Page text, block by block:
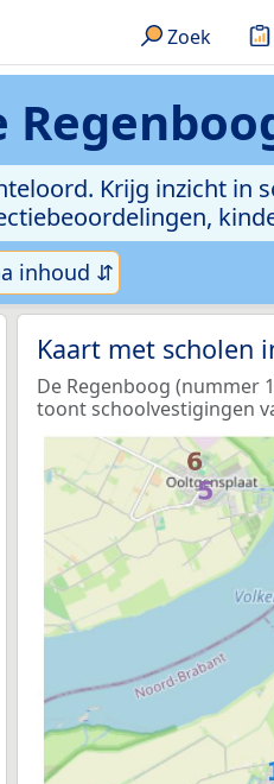
Zoek
Krijg inzicht
inhoud ⇵
Kaart met scholen
De Regenboog (nummer
toont schoolvestigingen